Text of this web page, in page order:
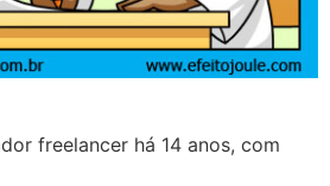
freelancer há 14 anos, com